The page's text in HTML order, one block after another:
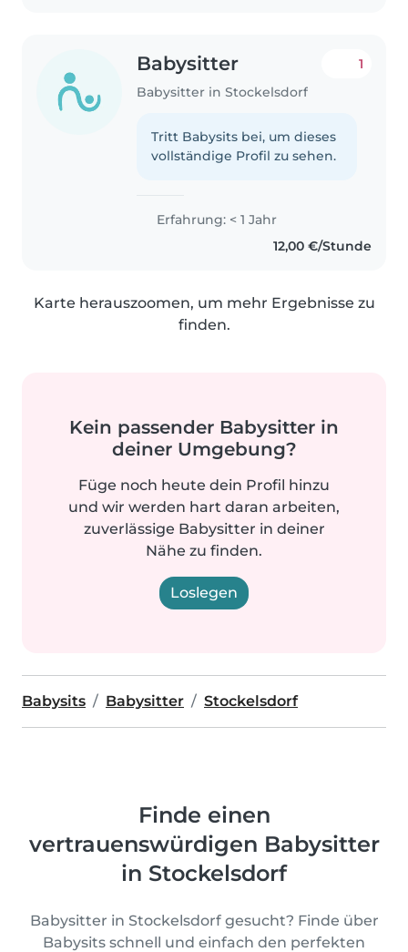
Babysitter
Babysitter in Stockelsdorf
1
Tritt Babysits bei, um dieses
vollständige Profil zu sehen.
Erfahrung: < 1 Jahr
12,00 €/Stunde
Karte herauszoomen, um mehr Ergebnisse zu
finden.
Kein passender Babysitter in
deiner Umgebung?
Füge noch heute dein Profil hinzu
und wir werden hart daran arbeiten,
zuverlässige Babysitter in deiner
Nähe zu finden.
Loslegen
Babysits Babysitter Stockelsdorf
Finde einen
vertrauenswürdigen Babysitter
in Stockelsdorf
Babysitter in Stockelsdorf gesucht? Finde über
Babysits schnell und einfach den perfekten